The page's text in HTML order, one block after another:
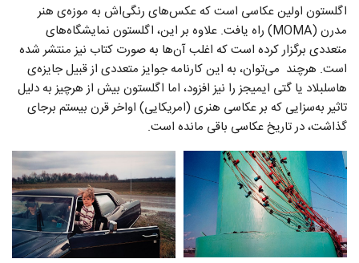
اگلستون اولین عکاسی است که عکس‌های رنگی‌اش به موزه‌ی هنر‌
مدرن (MOMA) راه یافت. علاوه بر این، اگلستون نمایشگاه‌های
متعددی برگزار کرده است که اغلب آن‌ها به صورت کتاب نیز منتشر شده
است. هرچند می‌توان، به این کارنامه جوایز متعددی از قبیل جایزه‌ی
هاسلبلاد یا گتی ایمیجز را نیز افزود،‌ اما اگلستون بیش از هرچیز به دلیل
تاثیر به‌سزایی که بر عکاسی هنری (امریکایی) اواخر قرن بیستم برجای
گذاشت، در تاریخ عکاسی باقی مانده است.